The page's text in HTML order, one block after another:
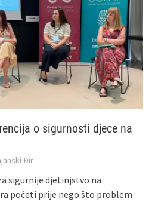
o sigurnosti djece na
Đir
sigurnije djetinjstvo na
početi prije nego što problem